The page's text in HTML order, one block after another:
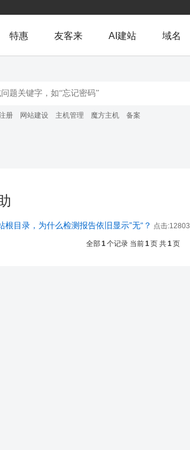
特惠 友客来 AI建站 域名
册 网站建设 主机管理 魔方主机 备案
目录，为什么检测报告依旧显示”无“？ 点击:12803
全部1个记录 当前1页 共1页